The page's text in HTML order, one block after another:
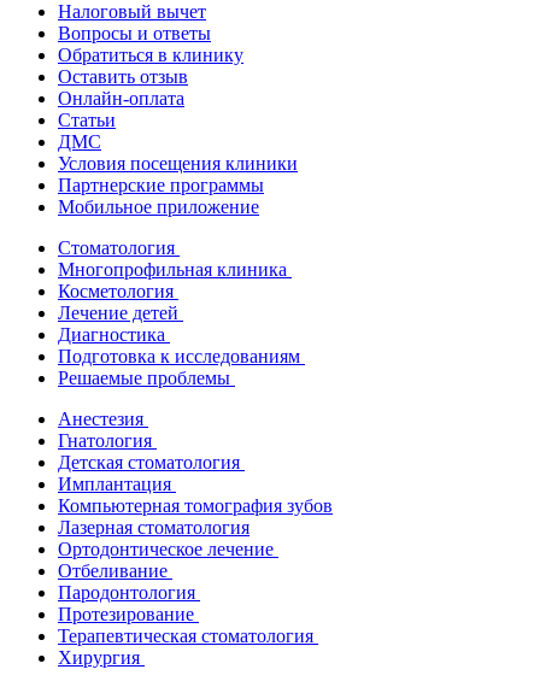
Налоговый вычет
Вопросы и ответы
Обратиться в клинику
Оставить отзыв
Онлайн-оплата
Статьи
ДМС
Условия посещения клиники
Партнерские программы
Мобильное приложение
Стоматология
Многопрофильная клиника
Косметология
Лечение детей
Диагностика
Подготовка к исследованиям
Решаемые проблемы
Анестезия
Гнатология
Детская стоматология
Имплантация
Компьютерная томография зубов
Лазерная стоматология
Ортодонтическое лечение
Отбеливание
Пародонтология
Протезирование
Терапевтическая стоматология
Хирургия